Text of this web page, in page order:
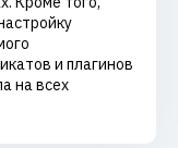
и плагинов
на всех